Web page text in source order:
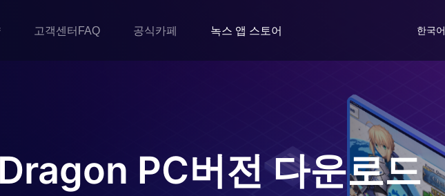
고객센터FAQ 공식카페 녹스 앱 스토어 한국어
PC버전 다운로드